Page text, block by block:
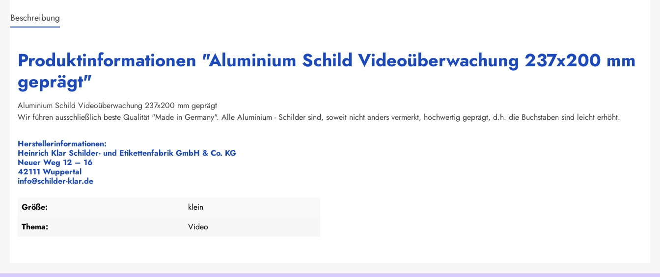
Beschreibung
Produktinformationen "Aluminium Schild Videoüberwachung 237x200 mm
geprägt"
Aluminium Schild Videoüberwachung 237x200 mm geprägt
Wir führen ausschließlich beste Qualität "Made in Germany". Alle Aluminium - Schilder sind, soweit nicht anders vermerkt, hochwertig geprägt, d.h. die Buchstaben sind leicht erhöht.
Herstellerinformationen:
Heinrich Klar Schilder- und Etikettenfabrik GmbH & Co. KG
Neuer Weg 12 – 16
42111 Wuppertal
info@schilder-klar.de
Größe:
klein
Thema:
Video